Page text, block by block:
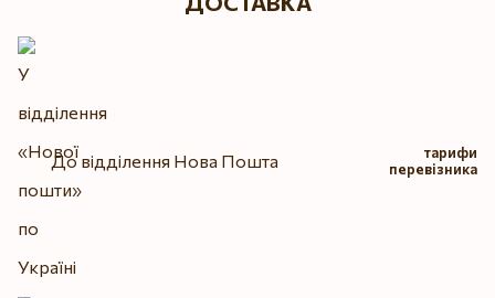
До відділення Нова Пошта
тарифи
перевізника